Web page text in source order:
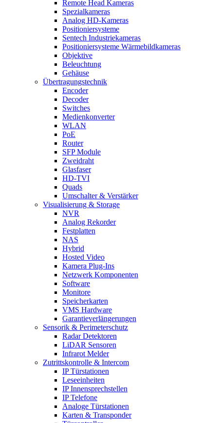
Remote Head Kameras
Spezialkameras
Analog HD-Kameras
Positioniersysteme
Sentech Industriekameras
Positioniersysteme Wärmebildkameras
Objektive
Beleuchtung
Gehäuse
Übertragungstechnik
Encoder
Decoder
Switches
Medienkonverter
WLAN
PoE
Router
SFP Module
Zweidraht
Glasfaser
HD-TVI
Quads
Umschalter & Verstärker
Visualisierung & Storage
NVR
Analog Rekorder
Festplatten
NAS
Hybrid
Hosted Video
Kamera Plug-Ins
Netzwerk Komponenten
Software
Monitore
Speicherkarten
VMS Hardware
Garantieverlängerungen
Sensorik & Perimeterschutz
Radar Detektoren
LiDAR Sensoren
Infrarot Melder
Zutrittskontrolle & Intercom
IP Türstationen
Leseeinheiten
IP Innensprechstellen
IP Telefone
Analoge Türstationen
Karten & Transponder